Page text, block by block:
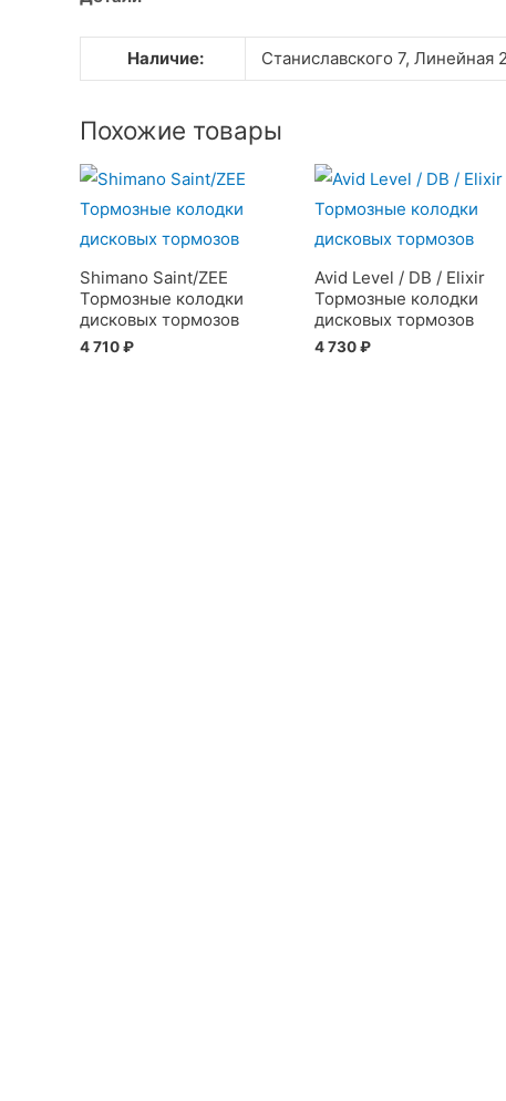
Наличие: Станиславского 7, Линейная
Похожие товары
Shimano Saint/ZEE
Тормозные колодки
дисковых тормозов
4 710₽
Avid Level / DB / Elixir
Тормозные колодки
дисковых тормозов
4 730₽